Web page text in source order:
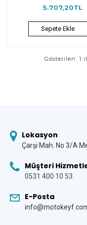
5.707,20TL
Sepete Ekle
Gösterilen: 1
Lokasyon
Çarşi Mah. No 3/A
Müşteri
0531 400 10 53
E-Posta